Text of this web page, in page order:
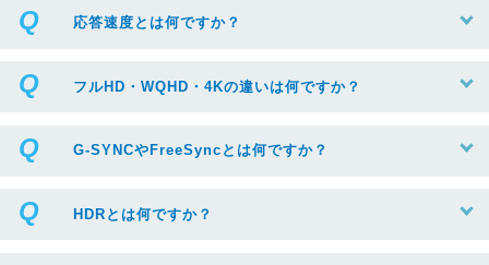
応答速度とは何ですか？
フルHD・WQHD・4Kの違いは何ですか？
G-SYNCやFreeSyncとは何ですか？
HDRとは何ですか？